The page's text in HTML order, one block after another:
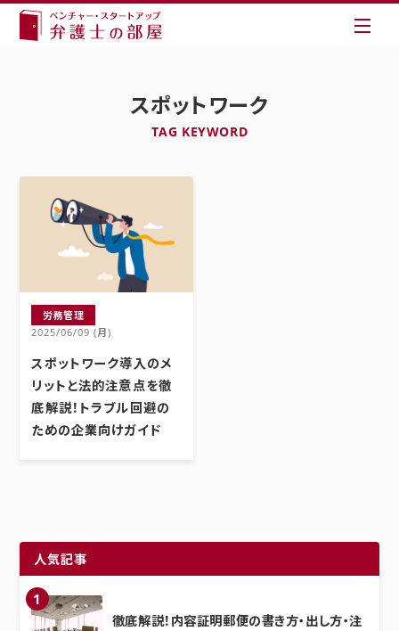
スポットワーク
TAG KEYWORD
労務管理
2025/06/09 (月)
スポットワーク導入のメ
リットと法的注意点を徹
底解説！トラブル回避の
ための企業向けガイド
人気記事
徹底解説！内容証明郵便の書き方・出し方・注